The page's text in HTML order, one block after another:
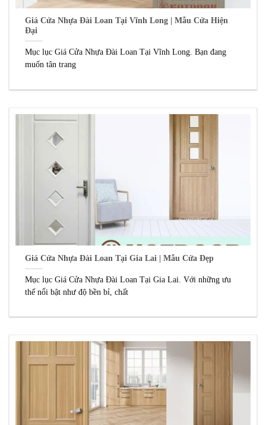
Giá Cửa Nhựa Đài Loan Tại Vĩnh Long | Mẫu Cửa Hiện
Đại
Mục lục Giá Cửa Nhựa Đài Loan Tại Vĩnh Long. Bạn đang
muốn tân trang
Giá Cửa Nhựa Đài Loan Tại Gia Lai | Mẫu Cửa Đẹp
Mục lục Giá Cửa Nhựa Đài Loan Tại Gia Lai. Với những ưu
thế nổi bật như độ bền bỉ, chất